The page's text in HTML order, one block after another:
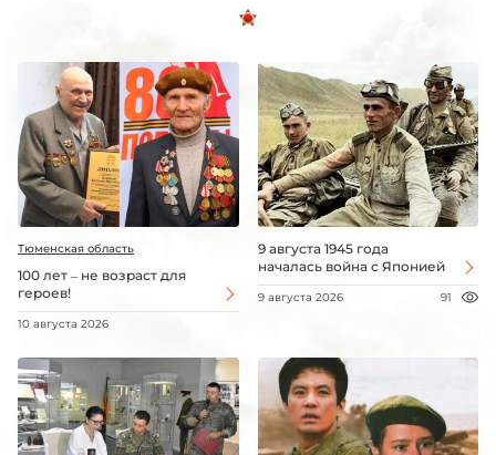
Тюменская область
100 лет – не возраст для
героев!
10 августа 2026
9 августа 1945 года
началась война с Японией
9 августа 2026 91